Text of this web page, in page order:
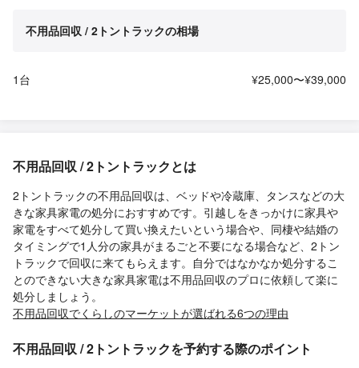
不用品回収 / 2トントラックの相場
1台 ¥25,000〜¥39,000
不用品回収 / 2トントラックとは
2トントラックの不用品回収は、ベッドや冷蔵庫、タンスなどの大
きな家具家電の処分におすすめです。引越しをきっかけに家具や
家電をすべて処分して買い換えたいという場合や、同棲や結婚の
タイミングで1人分の家具がまるごと不要になる場合など、2トン
トラックで回収に来てもらえます。自分ではなかなか処分するこ
とのできない大きな家具家電は不用品回収のプロに依頼して楽に
処分しましょう。
不用品回収でくらしのマーケットが選ばれる6つの理由
不用品回収 / 2トントラックを予約する際のポイント